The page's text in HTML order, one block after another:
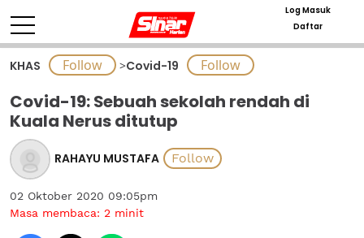
Log Masuk
Daftar
KHAS >Covid-19
Covid-19: Sebuah sekolah rendah di
Kuala Nerus ditutup
RAHAYU MUSTAFA
02 Oktober 2020 09:05pm
Masa membaca: 2 minit